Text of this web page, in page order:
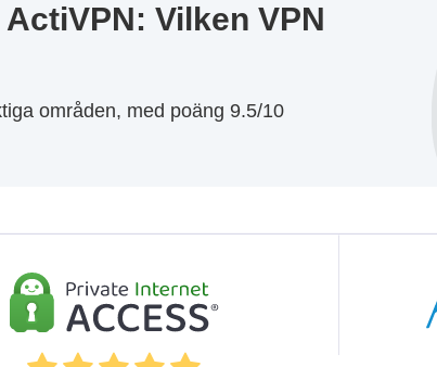
Vilken VPN
områden, med poäng 9.5/10